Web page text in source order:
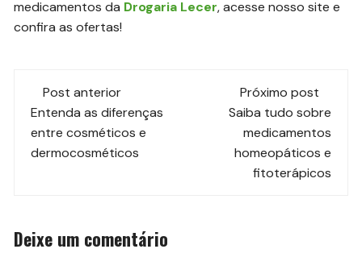
medicamentos da Drogaria Lecer, acesse nosso site e
confira as ofertas!
Navegação
de
post
Post anterior
Entenda as diferenças
entre cosméticos e
dermocosméticos
Próximo post
Saiba tudo sobre
medicamentos
homeopáticos e
fitoterápicos
Deixe um comentário